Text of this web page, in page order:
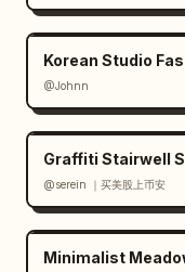
Korean Studio
@Johnn
Graffiti Stairwell
@serein ｜买美股上币安
Minimalist